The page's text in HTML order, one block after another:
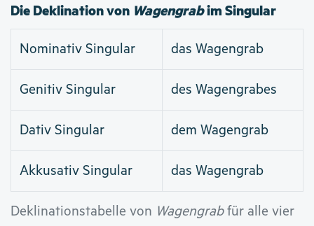
Die Deklination von Wagengrabim Singular
Deklinationstabelle von Wagengrabfür alle vier
Nominativ Singular das Wagengrab
Genitiv Singular des Wagengrabes
Dativ Singular dem Wagengrab
Akkusativ Singular das Wagengrab